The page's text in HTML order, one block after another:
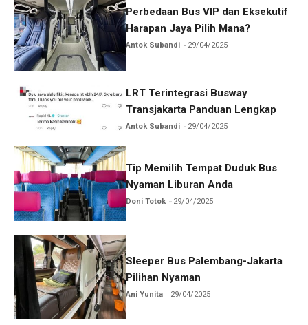
Perbedaan Bus VIP dan Eksekutif
Harapan Jaya Pilih Mana?
Antok Subandi 29/04/2025
LRT Terintegrasi Busway
Transjakarta Panduan Lengkap
Antok Subandi 29/04/2025
Tip Memilih Tempat Duduk Bus
Nyaman Liburan Anda
Doni Totok 29/04/2025
Sleeper Bus Palembang-Jakarta
Pilihan Nyaman
Ani Yunita 29/04/2025